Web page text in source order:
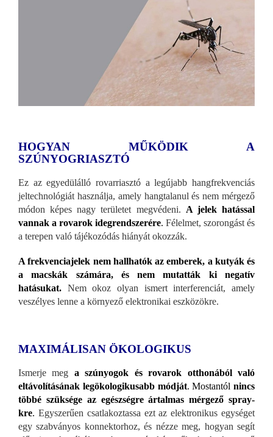
HOGYAN MŰKÖDIK A
SZÚNYOGRIASZTÓ
Ez az egyedülálló rovarriasztó a legújabb hangfrekvenciás
jeltechnológiát használja, amely hangtalanul és nem mérgező
módon képes nagy területet megvédeni. A jelek hatással
vannak a rovarok idegrendszerére. Félelmet, szorongást és
a terepen való tájékozódás hiányát okozzák.
A frekvenciajelek nem hallhatók az emberek, a kutyák és
a macskák számára, és nem mutatták ki negatív
hatásukat. Nem okoz olyan ismert interferenciát, amely
veszélyes lenne a környező elektronikai eszközökre.
MAXIMÁLISAN ÖKOLOGIKUS
Ismerje meg a szúnyogok és rovarok otthonából való
eltávolításának legökologikusabb módját. Mostantól nincs
többé szüksége az egészségre ártalmas mérgező spray-
kre. Egyszerűen csatlakoztassa ezt az elektronikus egységet
egy szabványos konnektorhoz, és nézze meg, hogyan segít